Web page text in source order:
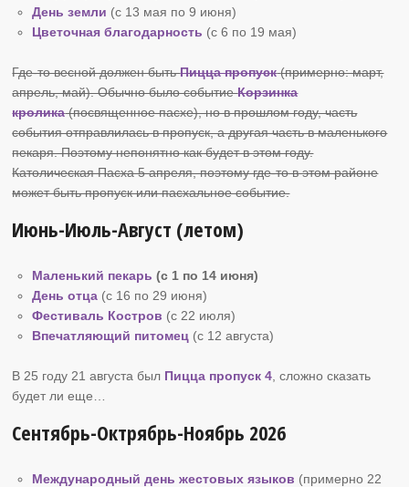
День земли (с 13 мая по 9 июня)
Цветочная благодарность (с 6 по 19 мая)
Где-то весной должен бытьПицца пропуск (примерно: март,
апрель, май). Обычно было событиеКорзинка
кролика(посвященное пасхе), но в прошлом году, часть
события отправлилась в пропуск, а другая часть в маленького
пекаря. Поэтому непонятно как будет в этом году.
Католическая Пасха 5 апреля, поэтому где-то в этом районе
может быть пропуск или пасхальное событие.
Июнь-Июль-Август (летом)
Маленький пекарь (с 1 по 14 июня)
День отца (с 16 по 29 июня)
Фестиваль Костров (c 22 июля)
Впечатляющий питомец (c 12 августа)
В 25 году 21 августа был Пицца пропуск 4 , сложно сказать
будет ли еще…
Сентябрь-Октрябрь-Ноябрь 2026
Международный день жестовых языков (примерно 22